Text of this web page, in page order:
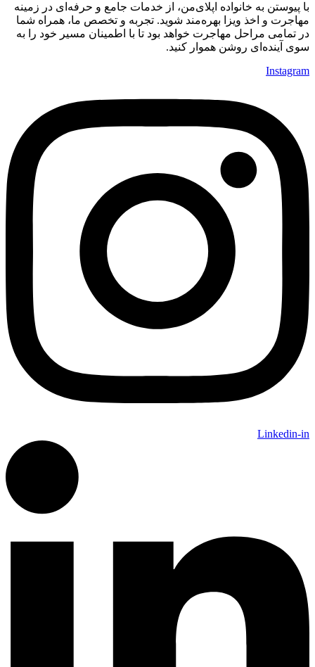
با پیوستن به خانواده اپلای‌من، از خدمات جامع و حرفه‌ای در زمینه
مهاجرت و اخذ ویزا بهره‌مند شوید. تجربه و تخصص ما، همراه شما
در تمامی مراحل مهاجرت خواهد بود تا با اطمینان مسیر خود را به
سوی آینده‌ای روشن هموار کنید.
Instagram
Linkedin-in